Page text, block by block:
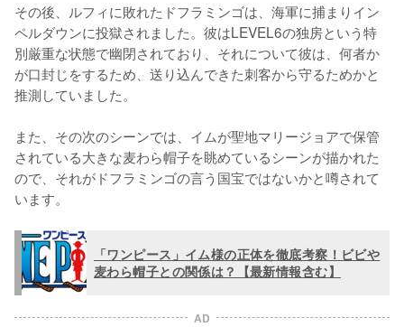
その後、ルフィに敗れたドフラミンゴは、海軍に捕まりイン
ペルダウンに投獄されました。彼はLEVEL6の独房という特
別厳重な状態で幽閉されており、それについて彼は、何者か
が口封じをするため、送り込んできた刺客から守るためかと
推測していました。
また、その次のシーンでは、イムが聖地マリージョアで保管
されている大きな麦わら帽子を眺めているシーンが描かれた
ので、それがドフラミンゴの言う国宝ではないかと噂されて
います。
「ワンピース」イム様の正体を徹底考察！ビビや
麦わら帽子との関係は？【最新情報含む】
AD